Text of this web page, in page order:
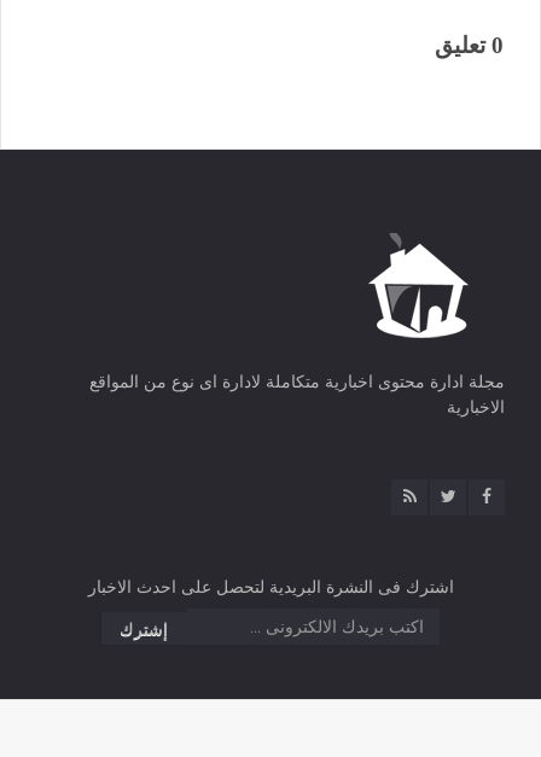
0 تعليق
مجلة ادارة محتوى اخبارية متكاملة لادارة اى نوع من المواقع
الاخبارية
اشترك فى النشرة البريدية لتحصل على احدث الاخبار